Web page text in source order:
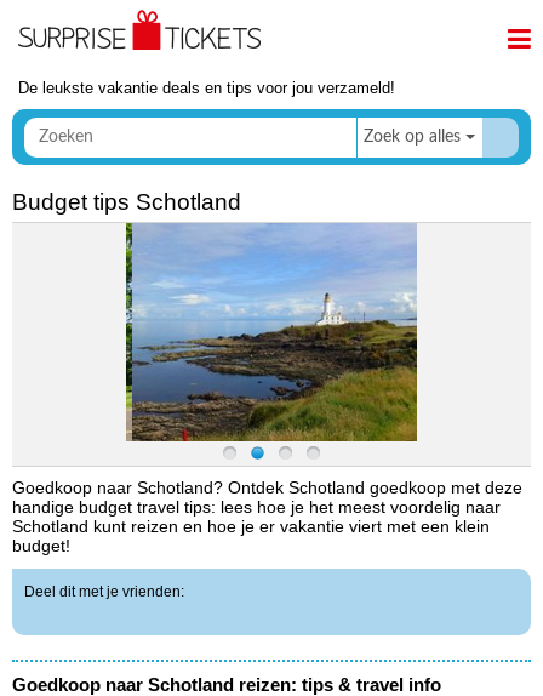
De leukste vakantie deals en tips voor jou verzameld!
Zoek op alles
Budget tips Schotland
Goedkoop naar Schotland? Ontdek Schotland goedkoop met deze
handige budget travel tips: lees hoe je het meest voordelig naar
Schotland kunt reizen en hoe je er vakantie viert met een klein
budget!
Deel dit met je vrienden:
Goedkoop naar Schotland reizen: tips & travel info